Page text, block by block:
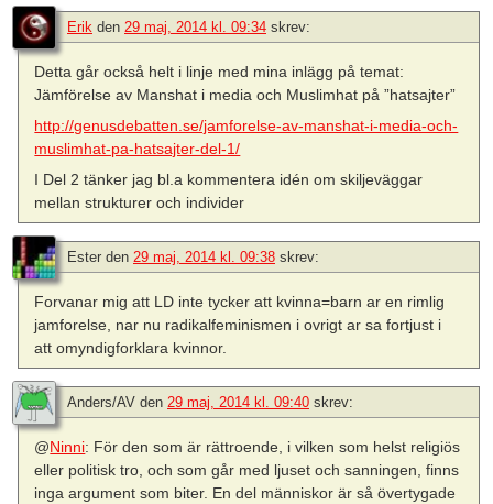
Erik den 29 maj, 2014 kl. 09:34 skrev:
Detta går också helt i linje med mina inlägg på temat:
Jämförelse av Manshat i media och Muslimhat på ”hatsajter”
http://genusdebatten.se/jamforelse-av-manshat-i-media-och-
muslimhat-pa-hatsajter-del-1/
I Del 2 tänker jag bl.a kommentera idén om skiljeväggar
mellan strukturer och individer
Ester den 29 maj, 2014 kl. 09:38 skrev:
Forvanar mig att LD inte tycker att kvinna=barn ar en rimlig
jamforelse, nar nu radikalfeminismen i ovrigt ar sa fortjust i
att omyndigforklara kvinnor.
Anders/AV den 29 maj, 2014 kl. 09:40 skrev:
@Ninni: För den som är rättroende, i vilken som helst religiös
eller politisk tro, och som går med ljuset och sanningen, finns
inga argument som biter. En del människor är så övertygade